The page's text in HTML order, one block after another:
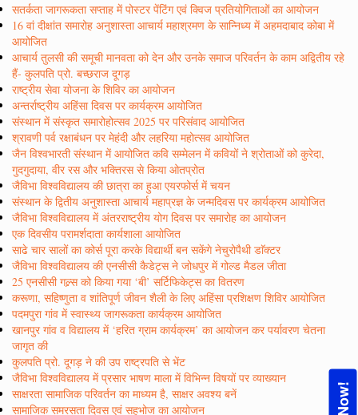
सतर्कता जागरूकता सप्ताह में पोस्टर पेंटिंग एवं क्विज प्रतियोगिताओं का आयोजन
16 वां दीक्षांत समारोह अनुशास्ता आचार्य महाश्रमण के सान्निध्य में अहमदाबाद कोबा में
आयोजित
आचार्य तुलसी की समूची मानवता को देन और उनके समाज परिवर्तन के काम अद्वितीय रहे
हैं- कुलपति प्रो. बच्छराज दूगड़
राष्ट्रीय सेवा योजना के शिविर का आयोजन
अन्तर्राष्ट्रीय अहिंसा दिवस पर कार्यक्रम आयोजित
संस्थान में संस्कृत समारोहोत्सव 2025 पर परिसंवाद आयोजित
श्रावणी पर्व रक्षाबंधन पर मेहंदी और लहरिया महोत्सव आयोजित
जैन विश्वभारती संस्थान में आयोजित कवि सम्मेलन में कवियों ने श्रोताओं को कुरेदा,
गुदगुदाया, वीर रस और भक्तिरस से किया ओतप्रोत
जैविभा विश्वविद्यालय की छात्रा का हुआ एयरफोर्स में चयन
संस्थान के द्वितीय अनुशास्ता आचार्य महाप्रज्ञ के जन्मदिवस पर कार्यक्रम आयोजित
जैविभा विश्वविद्यालय में अंतरराष्ट्रीय योग दिवस पर समारोह का आयोजन
एक दिवसीय परामर्शदाता कार्यशाला आयोजित
साढे चार सालों का कोर्स पूरा करके विद्यार्थी बन सकेंगे नेचुरोपैथी डाॅक्टर
जैविभा विश्वविद्यालय की एनसीसी कैडेट्स ने जोधपुर में गोल्ड मैडल जीता
25 एनसीसी गल्र्स को किया गया ‘बी’ सर्टिफिकेट्स का वितरण
करूणा, सहिष्णुता व शांतिपूर्ण जीवन शैली के लिए अहिंसा प्रशिक्षण शिविर आयोजित
पदमपुरा गांव में स्वास्थ्य जागरूकता कार्यक्रम आयोजित
खानपुर गांव व विद्यालय में ‘हरित ग्राम कार्यक्रम’ का आयोजन कर पर्यावरण चेतना
जागृत की
कुलपति प्रो. दूगड़ ने की उप राष्ट्रपति से भेंट
जैविभा विश्वविद्यालय में प्रसार भाषण माला में विभिन्न विषयों पर व्याख्यान
साक्षरता सामाजिक परिवर्तन का माध्यम है, साक्षर अवश्य बनें
सामाजिक समरसता दिवस एवं सहभोज का आयोजन